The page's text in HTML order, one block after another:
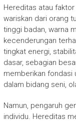
Hereditas atau
wariskan dari orang
tinggi badan, warna
kecenderungan
tingkat energi,
dasar, sebagian
memberikan fondasi
dalam bidang seni,
Namun, pengaruh
individu. Hereditas